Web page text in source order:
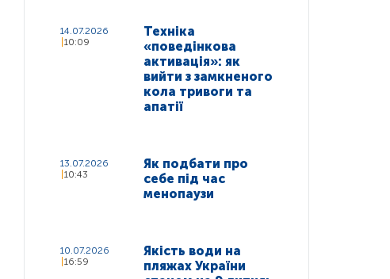
14.07.2026
10:09
Техніка
«поведінкова
активація»: як
вийти з замкненого
кола тривоги та
апатії
13.07.2026
10:43
Як подбати про
себе під час
менопаузи
10.07.2026
16:59
Якість води на
пляжах України